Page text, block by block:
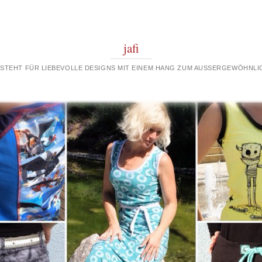
jafi
FÜR LIEBEVOLLE DESIGNS MIT EINEM HANG ZUM